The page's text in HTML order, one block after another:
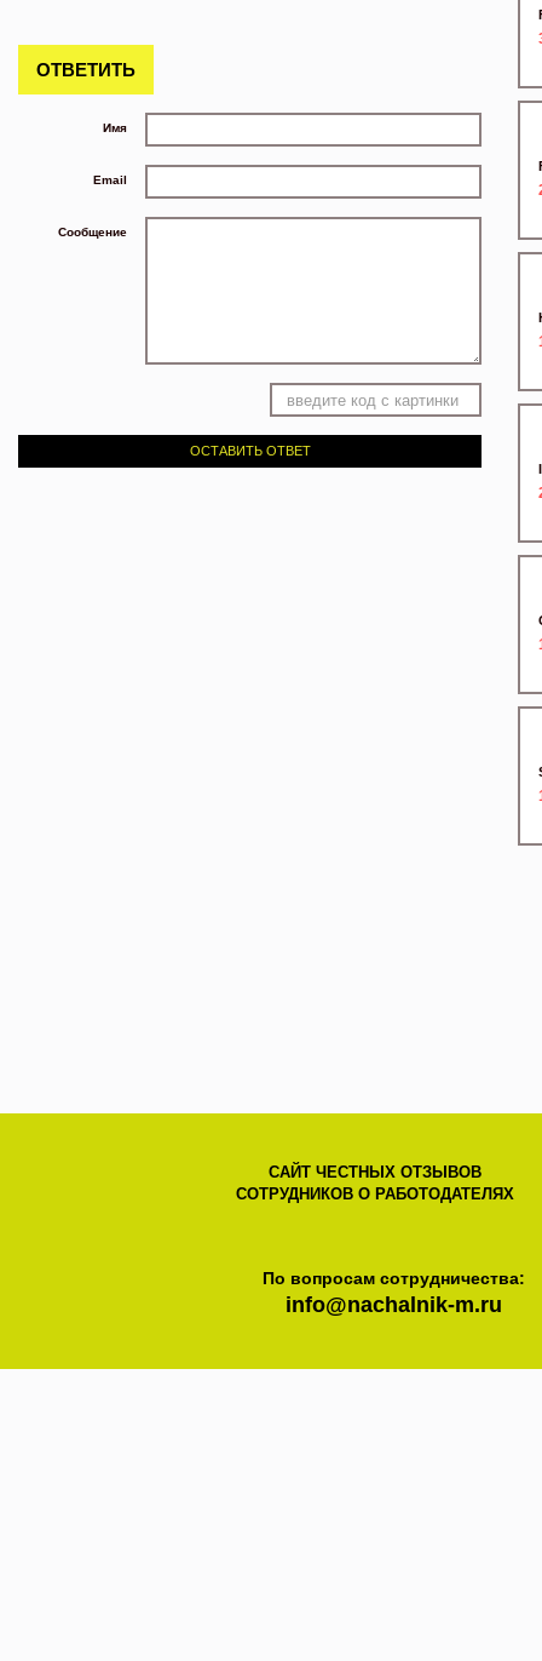
ОТВЕТИТЬ
Имя
Email
Сообщение
ОСТАВИТЬ ОТВЕТ
САЙТ ЧЕСТНЫХ ОТЗЫВОВ
СОТРУДНИКОВ О РАБОТОДАТЕЛЯХ
По вопросам сотрудничества:
info@nachalnik-m.ru